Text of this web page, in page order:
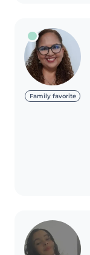
Family favorite